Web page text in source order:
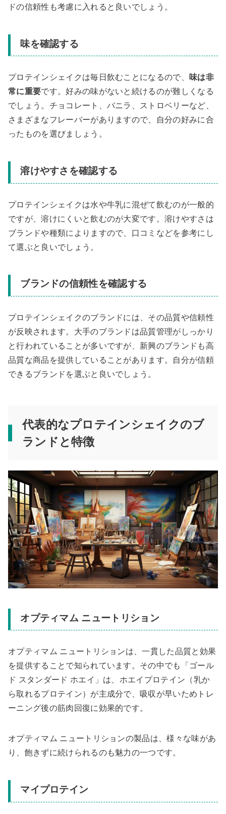
ドの信頼性も考慮に入れると良いでしょう。
味を確認する
プロテインシェイクは毎日飲むことになるので、
味は非
常に重要です。好みの味がないと続けるのが難しくなる
でしょう。チョコレート、バニラ、ストロベリーなど、
さまざまなフレーバーがありますので、自分の好みに合
ったものを選びましょう。
溶けやすさを確認する
プロテインシェイクは水や牛乳に混ぜて飲むのが一般的
ですが、溶けにくいと飲むのが大変です。溶けやすさは
ブランドや種類によりますので、口コミなどを参考にし
て選ぶと良いでしょう。
ブランドの信頼性を確認する
プロテインシェイクのブランドには、その品質や信頼性
が反映されます。大手のブランドは品質管理がしっかり
と行われていることが多いですが、新興のブランドも高
品質な商品を提供していることがあります。自分が信頼
できるブランドを選ぶと良いでしょう。
代表的なプロテインシェイクのブ
ランドと特徴
オプティマム ニュートリション
オプティマム ニュートリションは、一貫した品質と効果
を提供することで知られています。その中でも「ゴール
ド スタンダード ホエイ」は、ホエイプロテイン（乳か
ら取れるプロテイン）が主成分で、吸収が早いためトレ
ーニング後の筋肉回復に効果的です。
オプティマム ニュートリションの製品は、様々な味があ
り、飽きずに続けられるのも魅力の一つです。
マイプロテイン